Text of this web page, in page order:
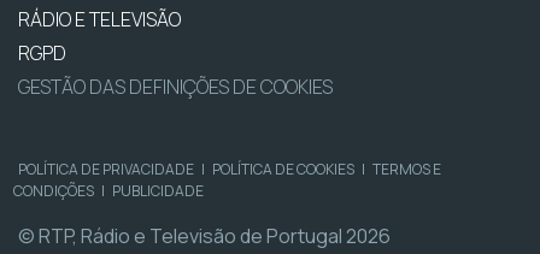
RÁDIO E TELEVISÃO
RGPD
GESTÃO DAS DEFINIÇÕES DE COOKIES
POLÍTICA DE PRIVACIDADE | POLÍTICA DE COOKIES | TERMOS E
CONDIÇÕES | PUBLICIDADE
© RTP, Rádio e Televisão de Portugal 2026